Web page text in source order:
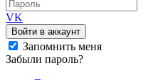
VK
Войти в аккаунт
Запомнить меня
Забыли пароль?